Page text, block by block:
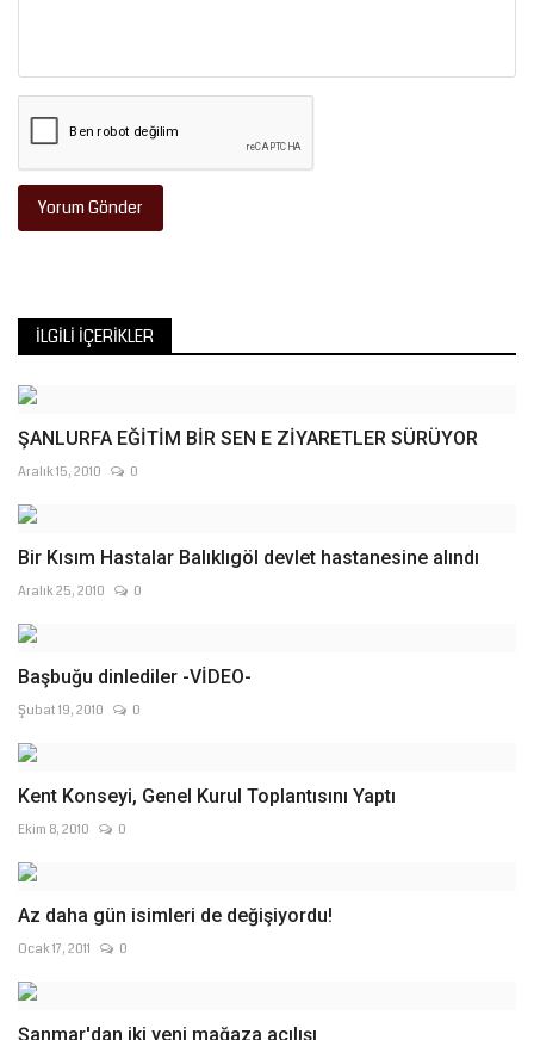
Yorum Gönder
İLGILI İÇERIKLER
ŞANLURFA EĞİTİM BİR SEN E ZİYARETLER SÜRÜYOR
Aralık 15, 2010 0
Bir Kısım Hastalar Balıklıgöl devlet hastanesine alındı
Aralık 25, 2010 0
Başbuğu dinlediler -VİDEO-
Şubat 19, 2010 0
Kent Konseyi, Genel Kurul Toplantısını Yaptı
Ekim 8, 2010 0
Az daha gün isimleri de değişiyordu!
Ocak 17, 2011 0
Şanmar'dan iki yeni mağaza açılışı